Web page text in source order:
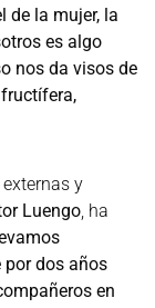
de la mujer, la
es algo
nos da visos de
y
Luengo, ha
dos años
en